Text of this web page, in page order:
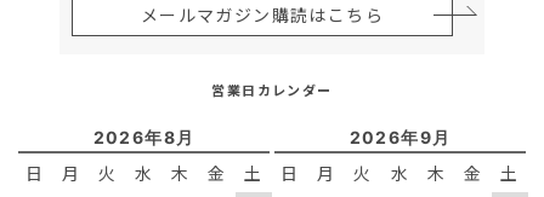
メールマガジン購読はこちら
営業日カレンダー
2026年8月
日 月 火 水 木 金 土
2026年9月
日 月 火 水 木 金 土